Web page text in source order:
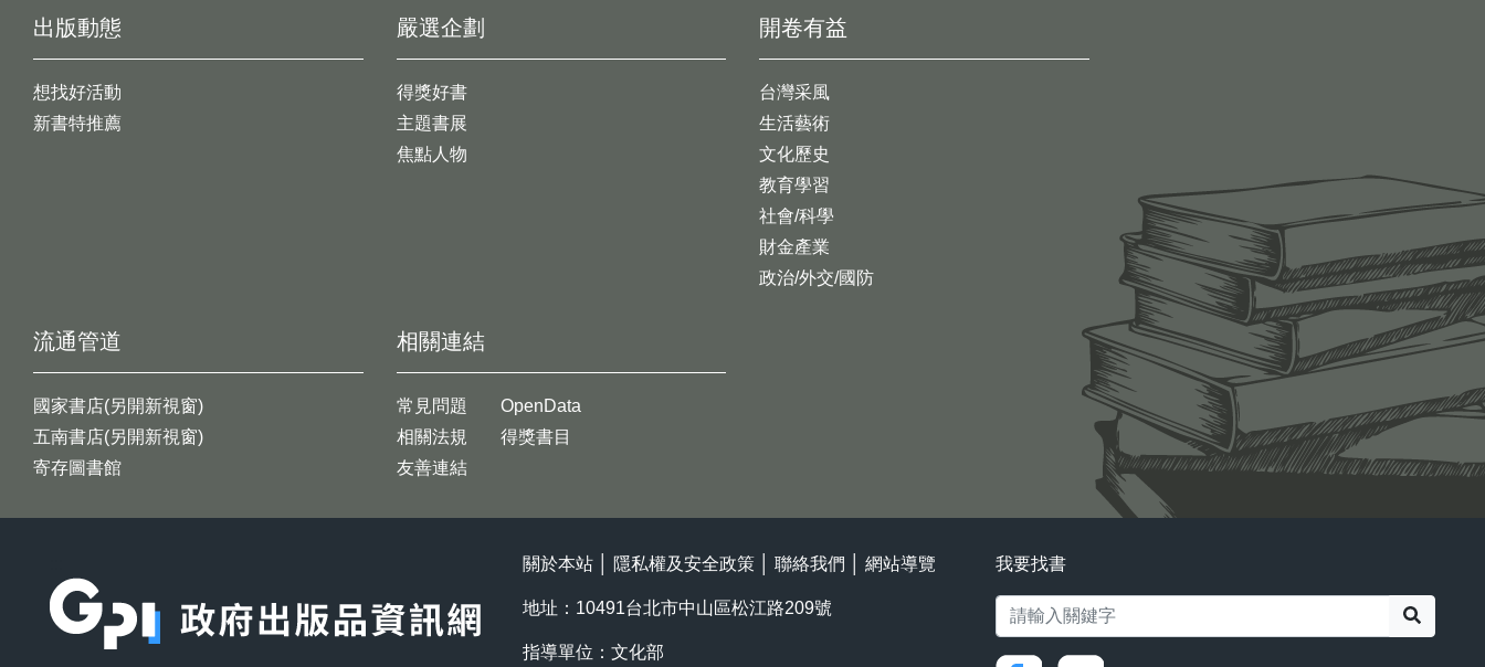
出版動態
想找好活動
新書特推薦
開卷有益
台灣采風
生活藝術
文化歷史
教育學習
社會/科學
財金產業
政治/外交/國防
嚴選企劃
得獎好書
主題書展
焦點人物
流通管道
國家書店(另開新視窗)
五南書店(另開新視窗)
寄存圖書館
相關連結
常見問題
相關法規
友善連結
OpenData
得獎書目
關於本站 隱私權及安全政策 聯絡我們 網站導覽
地址：10491台北市中山區松江路209號
指導單位：文化部
我要找書